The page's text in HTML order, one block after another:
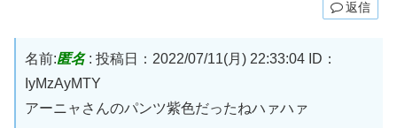
返信
名前:匿名: 投稿日：2022/07/11(月) 22:33:04
ID：
IyMzAyMTY
アーニャさんのパンツ紫色だったねハァハァ